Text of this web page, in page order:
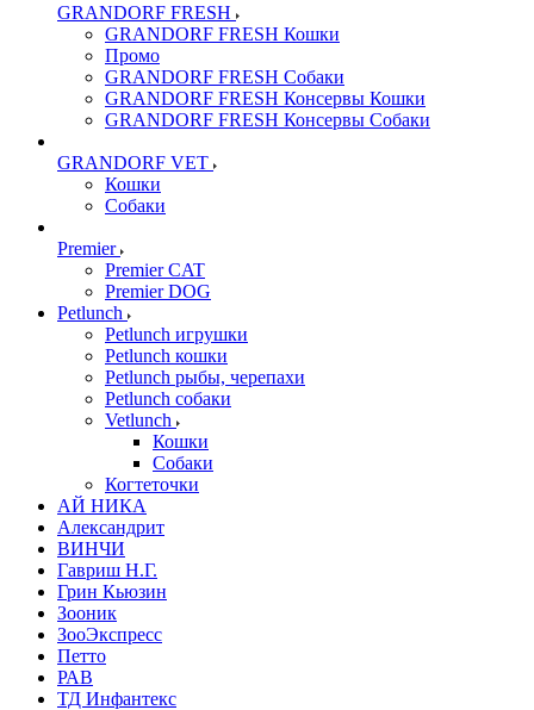
GRANDORF FRESH
GRANDORF FRESH Кошки
Промо
GRANDORF FRESH Собаки
GRANDORF FRESH Консервы Кошки
GRANDORF FRESH Консервы Собаки
GRANDORF VET
Кошки
Собаки
Premier
Premier CAT
Premier DOG
Petlunch
Petlunch игрушки
Petlunch кошки
Petlunch рыбы, черепахи
Petlunch собаки
Vetlunch
Кошки
Собаки
Когтеточки
АЙ НИКА
Александрит
ВИНЧИ
Гавриш Н.Г.
Грин Кьюзин
Зооник
ЗооЭкспресс
Петто
РАВ
ТД Инфантекс